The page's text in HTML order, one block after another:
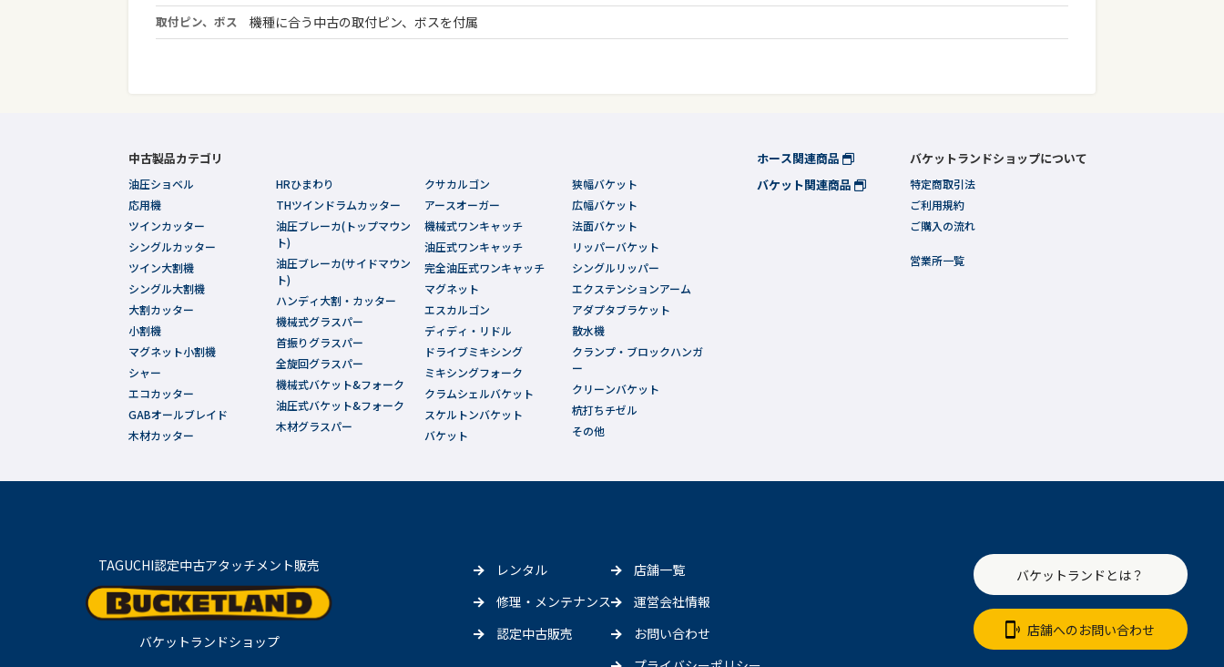
取付ピン、ボス 機種に合う中古の取付ピン、ボスを付属
中古製品カテゴリ
油圧ショベル
応用機
ツインカッター
シングルカッター
ツイン大割機
シングル大割機
大割カッター
小割機
マグネット小割機
シャー
エコカッター
GABオールブレイド
木材カッター
HRひまわり
THツインドラムカッター
油圧ブレーカ(トップマウン
ト)
油圧ブレーカ(サイドマウン
ト)
ハンディ大割・カッター
機械式グラスパー
首振りグラスパー
全旋回グラスパー
機械式バケット&フォーク
油圧式バケット&フォーク
木材グラスパー
クサカルゴン
アースオーガー
機械式ワンキャッチ
油圧式ワンキャッチ
完全油圧式ワンキャッチ
マグネット
エスカルゴン
ディディ・リドル
ドライブミキシング
ミキシングフォーク
クラムシェルバケット
スケルトンバケット
バケット
狭幅バケット
広幅バケット
法面バケット
リッパーバケット
シングルリッパー
エクステンションアーム
アダプタブラケット
散水機
クランプ・ブロックハンガ
ー
クリーンバケット
杭打ちチゼル
その他
ホース関連商品
バケット関連商品
バケットランドショップについて
特定商取引法
ご利用規約
ご購入の流れ
営業所一覧
TAGUCHI認定中古アタッチメント販売
バケットランドショップ
レンタル
修理・メンテナンス
認定中古販売
店舗一覧
運営会社情報
お問い合わせ
バケットランドとは？
店舗へのお問い合わせ